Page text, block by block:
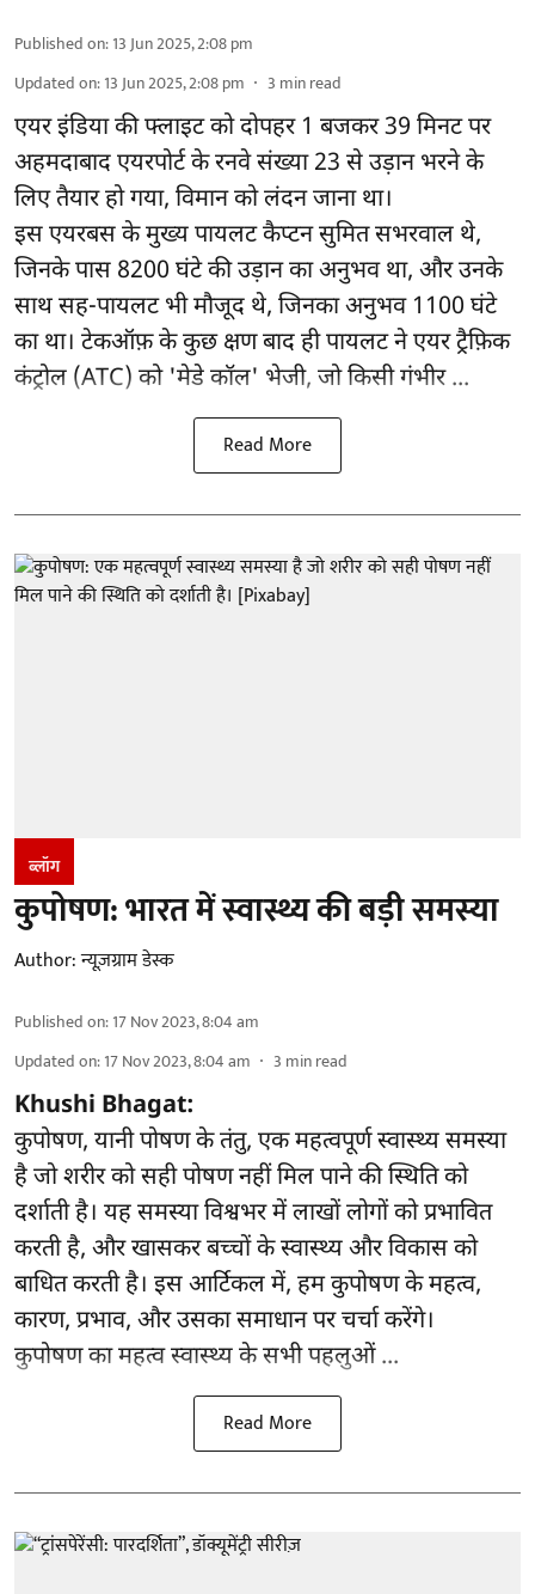
Published on:13 Jun 2025, 2:08 pm
Updated on:13 Jun 2025, 2:08 pm 3 min read
एयर इंडिया की फ्लाइट को दोपहर 1 बजकर 39 मिनट पर
अहमदाबाद एयरपोर्ट के रनवे संख्या 23 से उड़ान भरने के
लिए तैयार हो गया, विमान को लंदन जाना था।
इस एयरबस के मुख्य पायलट कैप्टन सुमित सभरवाल थे,
जिनके पास 8200 घंटे की उड़ान का अनुभव था, और उनके
साथ सह-पायलट भी मौजूद थे, जिनका अनुभव 1100 घंटे
का था। टेकऑफ़ के कुछ क्षण बाद ही पायलट ने एयर ट्रैफ़िक
कंट्रोल (ATC) को 'मेडे कॉल' भेजी, जो किसी गंभीर ...
Read More
ब्लॉग
कुपोषण: भारत में स्वास्थ्य की बड़ी समस्या
Author:न्यूज़ग्राम डेस्क
Published on:17 Nov 2023, 8:04 am
Updated on:17 Nov 2023, 8:04 am 3 min read
Khushi Bhagat:
कुपोषण, यानी पोषण के तंतु, एक महत्वपूर्ण स्वास्थ्य समस्या
है जो शरीर को सही पोषण नहीं मिल पाने की स्थिति को
दर्शाती है। यह समस्या विश्वभर में लाखों लोगों को प्रभावित
करती है, और खासकर बच्चों के स्वास्थ्य और विकास को
बाधित करती है। इस आर्टिकल में, हम कुपोषण के महत्व,
कारण, प्रभाव, और उसका समाधान पर चर्चा करेंगे।
कुपोषण का महत्व स्वास्थ्य के सभी पहलुओं ...
Read More